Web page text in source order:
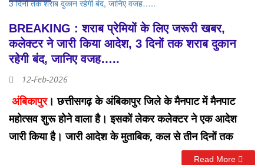
देखें लिस्ट –
इसके साथ ही 3090 रुपये नगद भी जब्त किए गए हैं। पुलिस को
सूचना मिली थी कि आरोपी उड़ीसा से गांजा लाकर उत्तरप्रदेश में
बेचने की योजना बना रहे हैं।
सूचना के आधार पर नया बस स्टैंड के पीछे घेराबंदी कर दोनों को
पकड़ लिया गया। पूछताछ में तस्करी की पुष्टि होने के बाद आरोपियों
के खिलाफ एनडीपीएस एक्ट के तहत मामला दर्ज कर उन्हें न्यायालय
में पेश किया गया। पुलिस अब इस नेटवर्क से जुड़े अन्य लोगों की
BREAKING : शराब प्रेमियों के लिए जरूरी खबर,
कलेक्टर ने जारी किया आदेश, 3 दिनों तक शराब दुकान
रहेगी बंद, जानिए वजह…..
12-Feb-2026
अंबिकापुर। छत्तीसगढ़ के अंबिकापुर जिले के मैनपाट में मैनपाट
महोत्सव शुरू होने वाला है। इसकों लेकर कलेक्टर ने एक आदेश
जारी किया है। जारी आदेश के मुताबिक, कल से तीन दिनों तक
मैनपाट के आसपास संचालित होने वाली शराब दुकानें बंद रहेगी।
Read More